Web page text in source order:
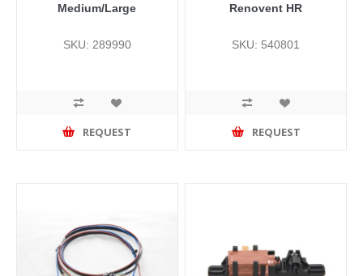
Medium/Large
SKU: 289990
REQUEST
Renovent HR
SKU: 540801
REQUEST